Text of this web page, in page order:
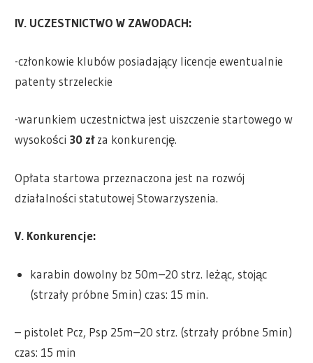
IV. UCZESTNICTWO W ZAWODACH:
-członkowie klubów posiadający licencje ewentualnie
patenty strzeleckie
-warunkiem uczestnictwa jest uiszczenie startowego w
wysokości 30 złza konkurencję.
Opłata startowa przeznaczona jest na rozwój
działalności statutowej Stowarzyszenia.
V. Konkurencje:
karabin dowolny bz 50m–20 strz. leżąc, stojąc
(strzały próbne 5min) czas: 15 min.
– pistolet Pcz, Psp 25m–20 strz. (strzały próbne 5min)
czas: 15 min